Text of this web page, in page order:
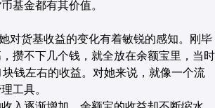
基金都有其价值。
对货基收益的变化有着敏锐的感知。刚毕
攒不下几个钱，就全放在余额宝里，当时
钱左右的收益。对她来说，就像一个流
工具。